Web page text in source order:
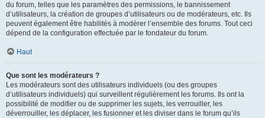
du forum, telles que les paramètres des permissions, le bannissement
d’utilisateurs, la création de groupes d’utilisateurs ou de modérateurs, etc. Ils
peuvent également être habilités à modérer l’ensemble des forums. Tout ceci
dépend de la configuration effectuée par le fondateur du forum.
Haut
Que sont les modérateurs ?
Les modérateurs sont des utilisateurs individuels (ou des groupes
d’utilisateurs individuels) qui surveillent régulièrement les forums. Ils ont la
possibilité de modifier ou de supprimer les sujets, les verrouiller, les
déverrouiller, les déplacer, les fusionner et les diviser dans le forum qu’ils